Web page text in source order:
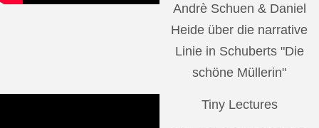
Andrè Schuen & Daniel
Heide über die narrative
Linie in Schuberts "Die
schöne Müllerin"
Tiny Lectures